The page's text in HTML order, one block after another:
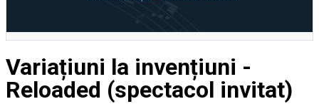
Variațiuni la invențiuni -
Reloaded (spectacol invitat)